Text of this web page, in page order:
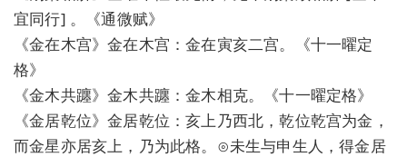
宜同行] 。《通微赋》
《金在木宫》金在木宫：金在寅亥二宫。《十一曜定
格》
《金木共躔》金木共躔：金木相克。《十一曜定格》
《金居乾位》金居乾位：亥上乃西北，乾位乾宫为金，
而金星亦居亥上，乃为此格。⊙未生与申生人，得金居